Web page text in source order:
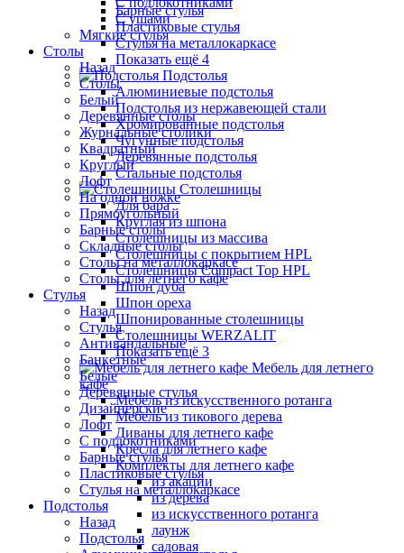
Барные стулья
Пластиковые стулья
Стулья на металлокаркасе
Показать ещё 4
Подстолья
Алюминиевые подстолья
Подстолья из нержавеющей стали
Хромированные подстолья
Чугунные подстолья
Деревянные подстолья
Стальные подстолья
Столешницы
Для бара
Круглая из шпона
Столешницы из массива
Столешницы с покрытием HPL
Столешницы Сompact Top HPL
Шпон дуба
Шпон ореха
Шпонированные столешницы
Столешницы WERZALIT
Показать ещё 3
Мебель для летнего
кафе
Мебель из искусственного ротанга
Мебель из тикового дерева
Диваны для летнего кафе
Кресла для летнего кафе
Комплекты для летнего кафе
из акации
из дерева
из искусственного ротанга
лаунж
садовая
С ушами
Мягкие стулья
Столы
Назад
Столы
Белый
Деревянные столы
Журнальные столики
Квадратный
Круглый
Лофт
На одной ножке
Прямоугольный
Барные столы
Складные столы
Столы на металлокаркасе
Столы для летнего кафе
Стулья
Назад
Стулья
Антивандальные
Банкетные
Белые
Деревянные стулья
Дизайнерские
Лофт
С подлокотниками
Барные стулья
Пластиковые стулья
Стулья на металлокаркасе
Подстолья
Назад
Подстолья